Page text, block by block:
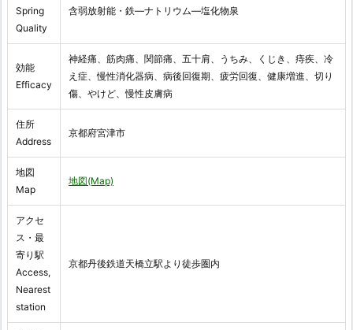
Spring
Quality
含弱放射能・鉄―ナトリウム―塩化物泉
効能
Efficacy
神経痛、筋肉痛、関節痛、五十肩、うちみ、くじき、痔疾、冷
え症、慢性消化器病、病後回復期、疲労回復、健康増進、切り
傷、やけど、慢性皮膚病
住所
Address
京都府宮津市
地図
Map
地図(Map)
アクセ
ス・最
寄り駅
Access,
Nearest
station
京都丹後鉄道天橋立駅より徒歩圏内